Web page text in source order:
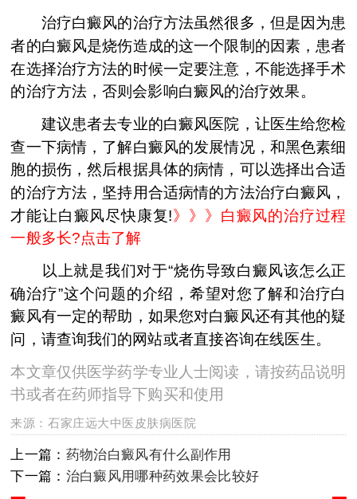
治疗白癜风的治疗方法虽然很多，但是因为患
者的白癜风是烧伤造成的这一个限制的因素，患者
在选择治疗方法的时候一定要注意，不能选择手术
的治疗方法，否则会影响白癜风的治疗效果。
建议患者去专业的白癜风医院，让医生给您检
查一下病情，了解白癜风的发展情况，和黑色素细
胞的损伤，然后根据具体的病情，可以选择出合适
的治疗方法，坚持用合适病情的方法治疗白癜风，
才能让白癜风尽快康复!》》》白癜风的治疗过程
一般多长?点击了解
以上就是我们对于“烧伤导致白癜风该怎么正
确治疗”这个问题的介绍，希望对您了解和治疗白
癜风有一定的帮助，如果您对白癜风还有其他的疑
问，请查询我们的网站或者直接咨询在线医生。
本文章仅供医学药学专业人士阅读，请按药品说明
书或者在药师指导下购买和使用
来源：石家庄远大中医皮肤病医院
上一篇： 药物治白癜风有什么副作用
下一篇： 治白癜风用哪种药效果会比较好